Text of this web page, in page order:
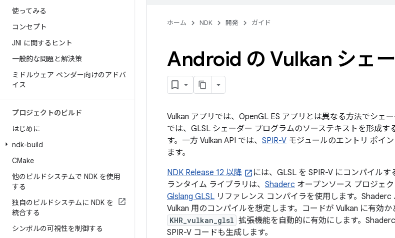
使ってみる
コンセプト
JNI に関するヒント
一般的な問題と解決策
ミドルウェア ベンダー向けのアドバ
イス
プロジェクトのビルド
はじめに
ndk-build
CMake
他のビルドシステムで NDK を使用
する
独自のビルドシステムに NDK を
統合する
シンボルの可視性を制御する
ホーム NDK 開発 ガイド
Android の Vulkan シェ
Vulkan アプリでは、OpenGL ES アプリとは異なる方法でシェ
では、GLSL シェーダー プログラムのソーステキストを形成
す。一方 Vulkan API では、 SPIR-V モジュールのエントリ ポイ
ます。
NDK Release 12 以降
には、GLSL を SPIR-V にコンパイル
ランタイム ライブラリは、 Shaderc オープンソース プロジェ
Glslang GLSL リファレンス コンパイラを使用します。Shaderc
Vulkan 用のコンパイルを想定します。コードが Vulkan に有効
KHR_vulkan_glsl 拡張機能を自動的に有効にします。
SPIR-V コードも生成します。